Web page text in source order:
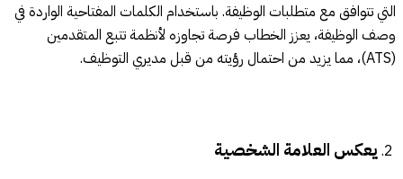
التي تتوافق مع متطلبات الوظيفة. باستخدام الكلمات المفتاحية الواردة في
وصف الوظيفة، يعزز الخطاب فرصة تجاوزه لأنظمة تتبع المتقدمين
(ATS)، مما يزيد من احتمال رؤيته من قبل مديري التوظيف.
يعكس العلامة الشخصية